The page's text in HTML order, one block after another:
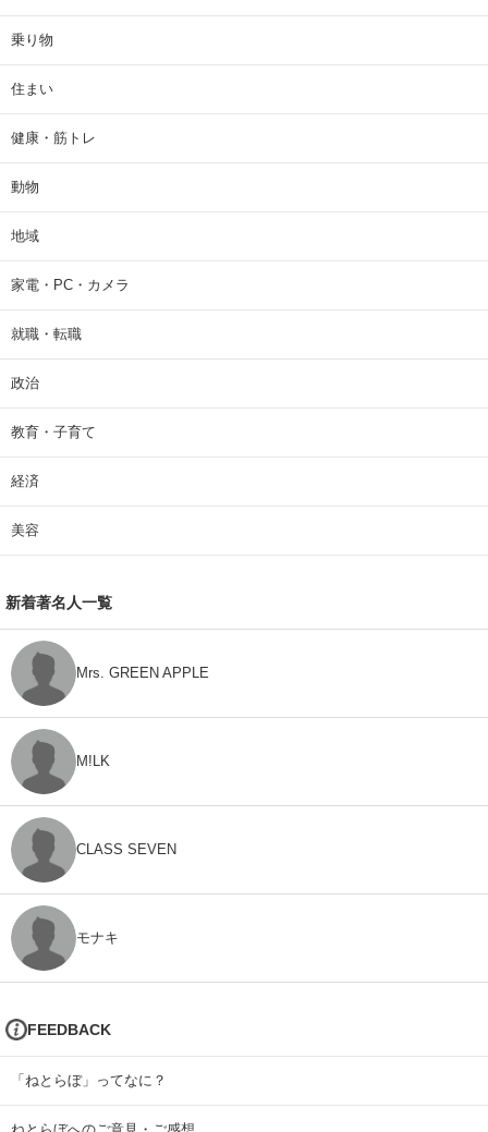
乗り物
住まい
健康・筋トレ
動物
地域
家電・PC・カメラ
就職・転職
政治
教育・子育て
経済
美容
新着著名人一覧
Mrs. GREEN APPLE
M!LK
CLASS SEVEN
モナキ
FEEDBACK
「ねとらぼ」ってなに？